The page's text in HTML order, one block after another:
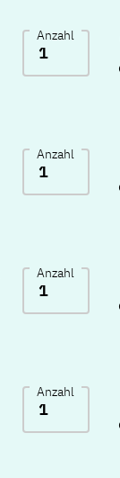
Anzahl
Anzahl
Anzahl
Anzahl